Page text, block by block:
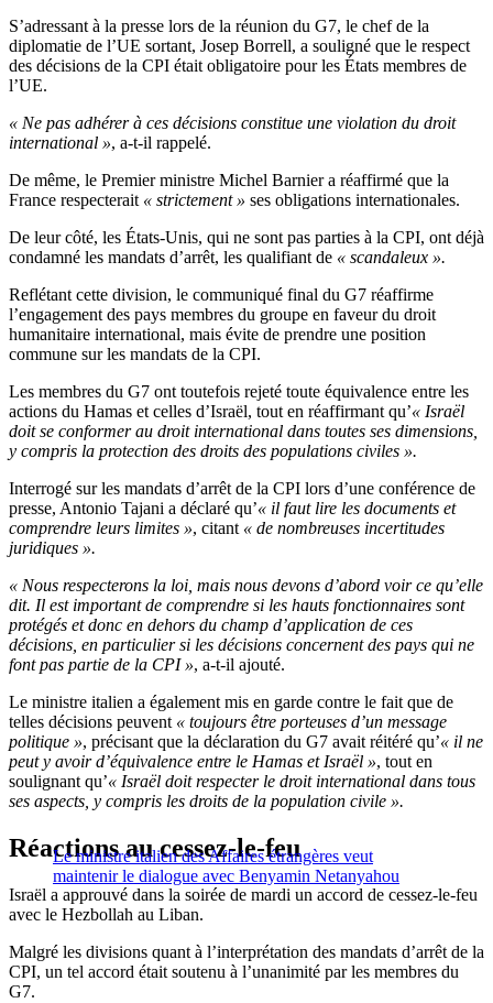
S’adressant à la presse lors de la réunion du G7, le chef de la
diplomatie de l’UE sortant, Josep Borrell, a souligné que le respect
des décisions de la CPI était obligatoire pour les États membres de
l’UE.
« Ne pas adhérer à ces décisions constitue une violation du droit
international », a-t-il rappelé.
De même, le Premier ministre Michel Barnier a réaffirmé que la
France respecterait « strictement » ses obligations internationales.
De leur côté, les États-Unis, qui ne sont pas parties à la CPI, ont déjà
condamné les mandats d’arrêt, les qualifiant de « scandaleux ».
Reflétant cette division, le communiqué final du G7 réaffirme
l’engagement des pays membres du groupe en faveur du droit
humanitaire international, mais évite de prendre une position
commune sur les mandats de la CPI.
Les membres du G7 ont toutefois rejeté toute équivalence entre les
actions du Hamas et celles d’Israël, tout en réaffirmant qu’« Israël
doit se conformer au droit international dans toutes ses dimensions,
y compris la protection des droits des populations civiles ».
Interrogé sur les mandats d’arrêt de la CPI lors d’une conférence de
presse, Antonio Tajani a déclaré qu’« il faut lire les documents et
comprendre leurs limites », citant « de nombreuses incertitudes
juridiques ».
« Nous respecterons la loi, mais nous devons d’abord voir ce qu’elle
dit. Il est important de comprendre si les hauts fonctionnaires sont
protégés et donc en dehors du champ d’application de ces
décisions, en particulier si les décisions concernent des pays qui ne
font pas partie de la CPI », a-t-il ajouté.
Le ministre italien a également mis en garde contre le fait que de
telles décisions peuvent « toujours être porteuses d’un message
politique », précisant que la déclaration du G7 avait réitéré qu’« il ne
peut y avoir d’équivalence entre le Hamas et Israël », tout en
soulignant qu’« Israël doit respecter le droit international dans tous
ses aspects, y compris les droits de la population civile ».
Le ministre italien des Affaires étrangères veut
maintenir le dialogue avec Benyamin Netanyahou
Réactions au cessez-le-feu
Israël a approuvé dans la soirée de mardi un accord de cessez-le-feu
avec le Hezbollah au Liban.
Malgré les divisions quant à l’interprétation des mandats d’arrêt de la
CPI, un tel accord était soutenu à l’unanimité par les membres du
G7.